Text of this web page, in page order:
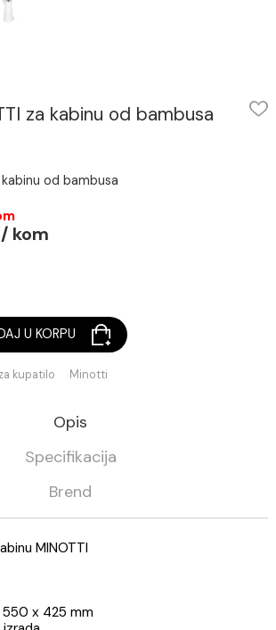
za kabinu od bambusa
kabinu od bambusa
/ kom
za kupatilo Minotti
Opis
Specifikacija